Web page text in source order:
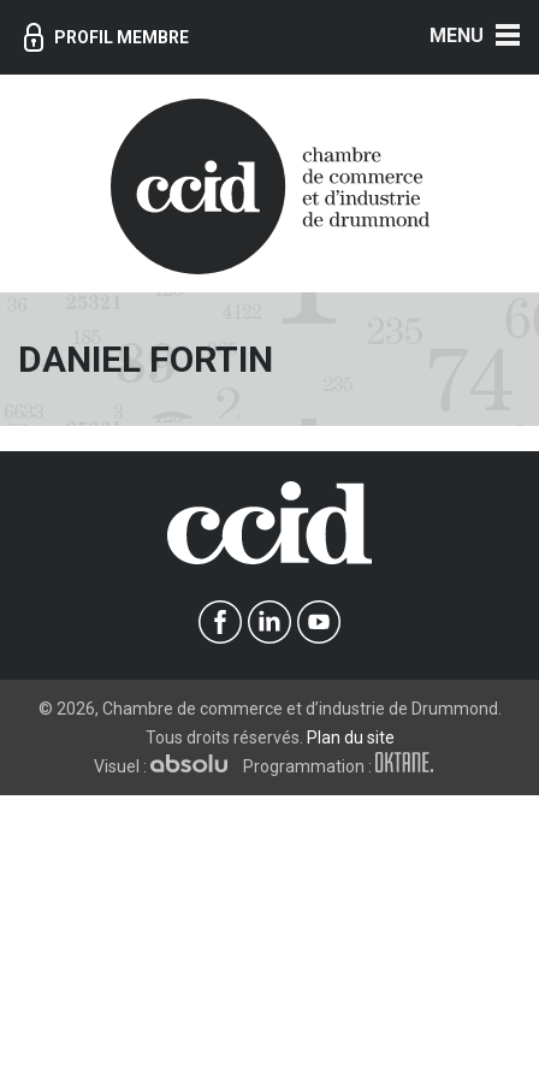
PROFIL MEMBRE
DANIEL FORTIN
© 2026, Chambre de commerce et d’industrie de Drummond.
Tous droits réservés. Plan du site
Visuel :
Programmation :
MENU